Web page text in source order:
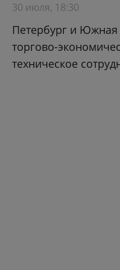
30 июля, 18:30
Петербург и Южная
торгово-
техническое